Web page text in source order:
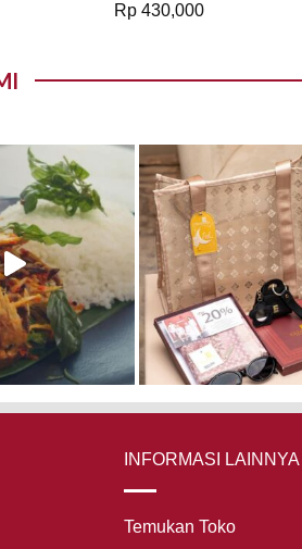
Rp430,000
INFORMASI LAINNYA
Temukan Toko